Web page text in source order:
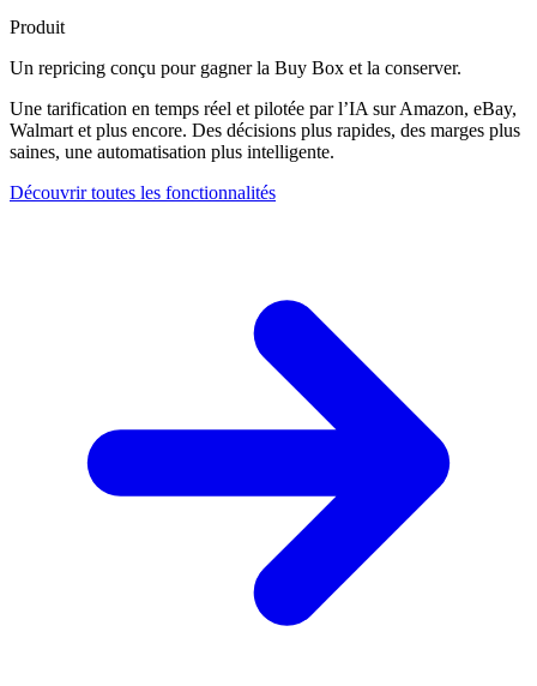
Produit
Un repricing conçu pour gagner la Buy Box et la conserver.
Une tarification en temps réel et pilotée par l’IA sur Amazon, eBay,
Walmart et plus encore. Des décisions plus rapides, des marges plus
saines, une automatisation plus intelligente.
Découvrir toutes les fonctionnalités